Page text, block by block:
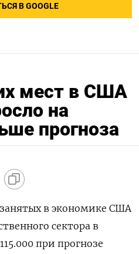
В GOOGLE
мест в США
на
прогноза
в экономике ‌США
сектора в
при ​прогнозе